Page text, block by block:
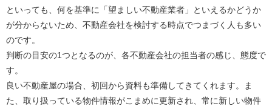
といっても、何を基準に「望ましい不動産業者」といえるかどうか
が分からないため、不動産会社を検討する時点でつまづく人も多い
のです。
判断の目安の1つとなるのが、各不動産会社の担当者の感じ、態度で
す。
良い不動産屋の場合、初回から資料も準備してきてくれます。ま
た、取り扱っている物件情報がこまめに更新され、常に新しい物件